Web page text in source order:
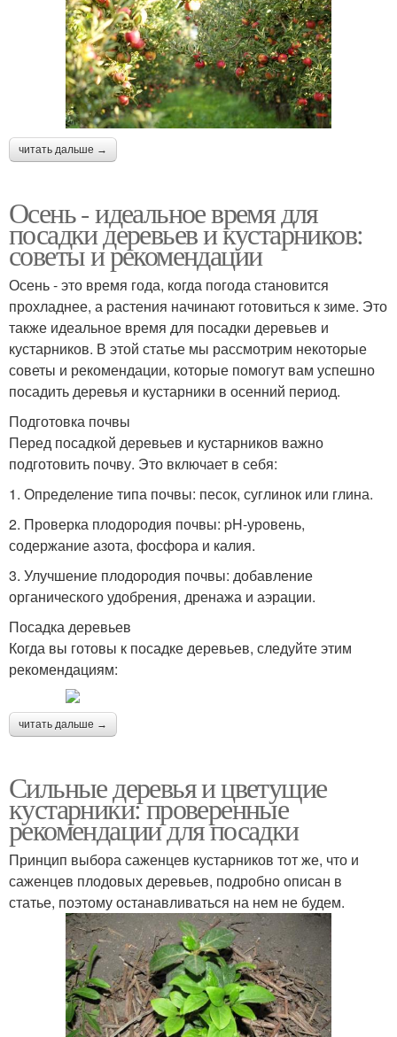
читать дальше →
Осень - идеальное время для
посадки деревьев и кустарников:
советы и рекомендации
Осень - это время года, когда погода становится
прохладнее, а растения начинают готовиться к зиме. Это
также идеальное время для посадки деревьев и
кустарников. В этой статье мы рассмотрим некоторые
советы и рекомендации, которые помогут вам успешно
посадить деревья и кустарники в осенний период.
Подготовка почвы
Перед посадкой деревьев и кустарников важно
подготовить почву. Это включает в себя:
1. Определение типа почвы: песок, суглинок или глина.
2. Проверка плодородия почвы: pH-уровень,
содержание азота, фосфора и калия.
3. Улучшение плодородия почвы: добавление
органического удобрения, дренажа и аэрации.
Посадка деревьев
Когда вы готовы к посадке деревьев, следуйте этим
рекомендациям:
читать дальше →
Сильные деревья и цветущие
кустарники: проверенные
рекомендации для посадки
Принцип выбора саженцев кустарников тот же, что и
саженцев плодовых деревьев, подробно описан в
статье, поэтому останавливаться на нем не будем.